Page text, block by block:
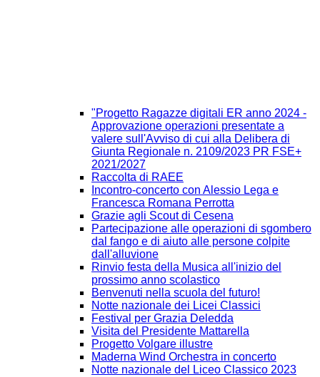
"Progetto Ragazze digitali ER anno 2024 -
Approvazione operazioni presentate a
valere sull'Avviso di cui alla Delibera di
Giunta Regionale n. 2109/2023 PR FSE+
2021/2027
Raccolta di RAEE
Incontro-concerto con Alessio Lega e
Francesca Romana Perrotta
Grazie agli Scout di Cesena
Partecipazione alle operazioni di sgombero
dal fango e di aiuto alle persone colpite
dall'alluvione
Rinvio festa della Musica all'inizio del
prossimo anno scolastico
Benvenuti nella scuola del futuro!
Notte nazionale dei Licei Classici
Festival per Grazia Deledda
Visita del Presidente Mattarella
Progetto Volgare illustre
Maderna Wind Orchestra in concerto
Notte nazionale del Liceo Classico 2023